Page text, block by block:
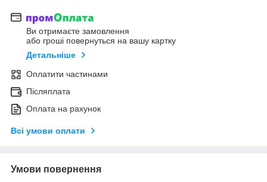
Ви отримаєте замовлення
або гроші повернуться на вашу картку
Детальніше
Оплатити частинами
Післяплата
Оплата на рахунок
Всі умови оплати
Умови повернення